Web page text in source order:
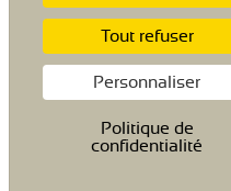
Tout refuser
Personnaliser
Politique de
confidentialité